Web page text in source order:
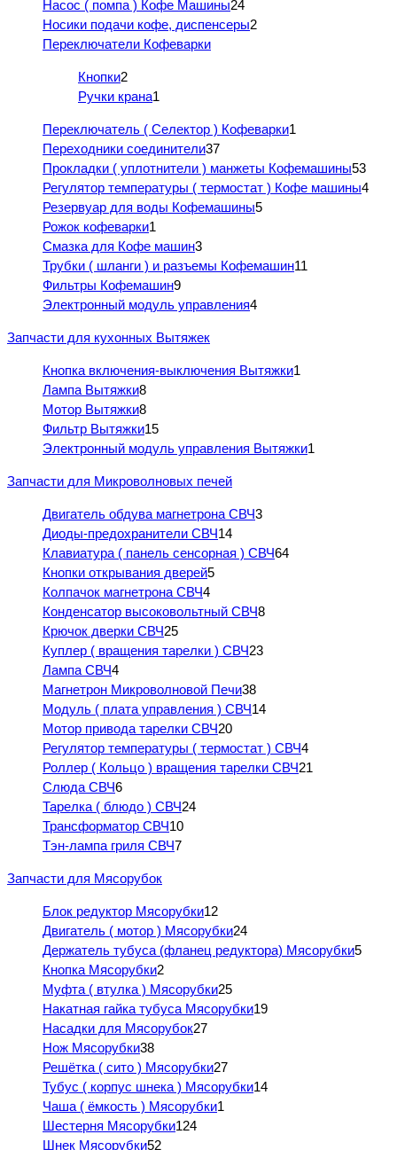
Насос ( помпа ) Кофе Машины24
Носики подачи кофе, диспенсеры2
Переключатели Кофеварки
Кнопки2
Ручки крана1
Переключатель ( Селектор ) Кофеварки1
Переходники соединители37
Прокладки ( уплотнители ) манжеты Кофемашины53
Регулятор температуры ( термостат ) Кофе машины4
Резервуар для воды Кофемашины5
Рожок кофеварки1
Смазка для Кофе машин3
Трубки ( шланги ) и разъемы Кофемашин11
Фильтры Кофемашин9
Электронный модуль управления4
Запчасти для кухонных Вытяжек
Кнопка включения-выключения Вытяжки1
Лампа Вытяжки8
Мотор Вытяжки8
Фильтр Вытяжки15
Электронный модуль управления Вытяжки1
Запчасти для Микроволновых печей
Двигатель обдува магнетрона СВЧ3
Диоды-предохранители СВЧ14
Клавиатура ( панель сенсорная ) СВЧ64
Кнопки открывания дверей5
Колпачок магнетрона СВЧ4
Конденсатор высоковольтный СВЧ8
Крючок дверки СВЧ25
Куплер ( вращения тарелки ) СВЧ23
Лампа СВЧ4
Магнетрон Микроволновой Печи38
Модуль ( плата управления ) СВЧ14
Мотор привода тарелки СВЧ20
Регулятор температуры ( термостат ) СВЧ4
Роллер ( Кольцо ) вращения тарелки СВЧ21
Слюда СВЧ6
Тарелка ( блюдо ) СВЧ24
Трансформатор СВЧ10
Тэн-лампа гриля СВЧ7
Запчасти для Мясорубок
Блок редуктор Мясорубки12
Двигатель ( мотор ) Мясорубки24
Держатель тубуса (фланец редуктора) Мясорубки5
Кнопка Мясорубки2
Муфта ( втулка ) Мясорубки25
Накатная гайка тубуса Мясорубки19
Насадки для Мясорубок27
Нож Мясорубки38
Решётка ( сито ) Мясорубки27
Тубус ( корпус шнека ) Мясорубки14
Чаша ( ёмкость ) Мясорубки1
Шестерня Мясорубки124
Шнек Мясорубки52